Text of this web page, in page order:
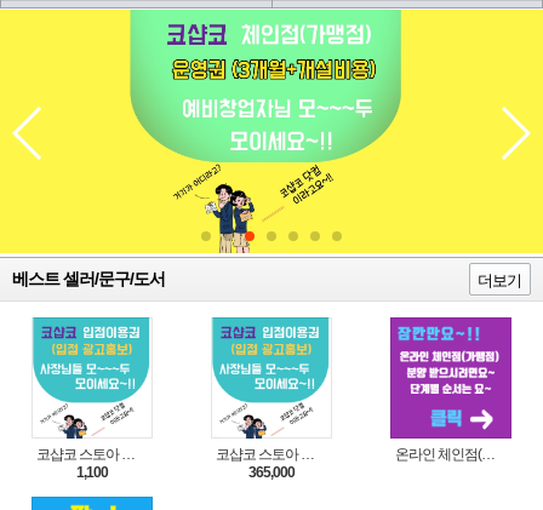
코샵
베스트 셀러/문구/도서 더보기
코샵코 스토아 입점 1일 이용권
1,100
코샵코 스토아 입점 1년 이용권
365,000
온라인 체인점(가맹점) 분양순서(필독)